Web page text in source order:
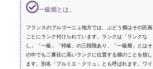
一級畑とは。
フランスのブルゴーニュ地方では、ぶどう畑はその区画
ごとにランク付けられています。ランクは「ランクな
し」「一級」「特級」の三段階あり、「一級畑」とはそ
の中でも二番目に高いランクに位置する畑のことを指し
ます。別名「プルミエ・クリュ」とも呼ばれます。ワイ